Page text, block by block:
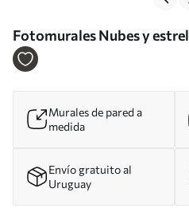
Fotomurales Nubes y
u95398
Murales de pared a
medida
Envío gratuito al
Uruguay